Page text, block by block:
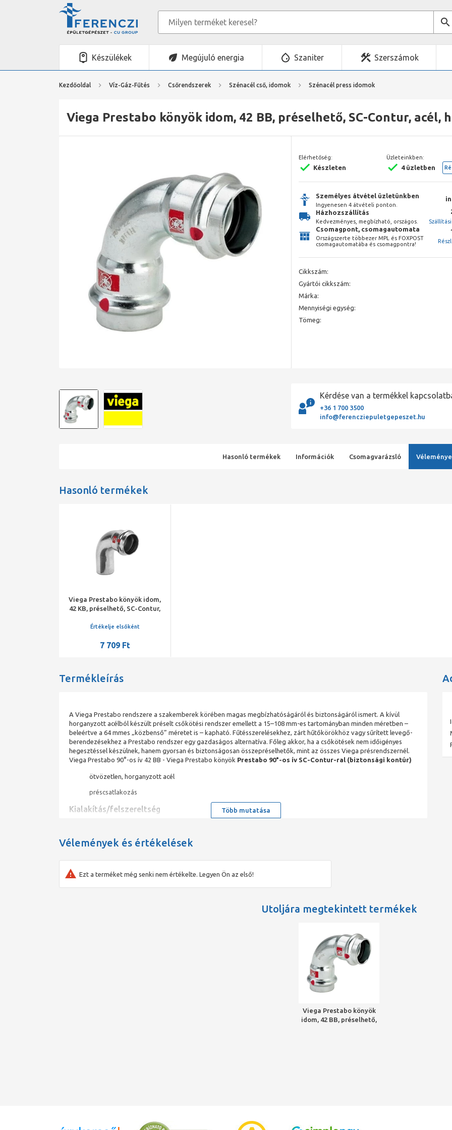
Készülékek Megújuló energia Szaniter Szerszámok
Kezdőoldal Víz-Gáz-Fűtés Csőrendszerek Szénacél cső, idomok Szénacél press idomok
Viega Prestabo könyök idom, 42 BB, préselhető, SC-Contur, acél,
Elérhetőség:
Készleten
Üzleteinkben:
4 üzletben
Személyes átvétel üzletünkben
Ingyenesen 4 átvételi ponton.
Házhozszállítás
Kedvezményes, megbízható, országos.
Csomagpont, csomagautomata
Országszerte többezer MPL és FOXPOST
csomagautomatába és csomagpontra!
Cikkszám:
Gyártói cikkszám:
Márka:
Mennyiségi egység:
Tömeg:
Kérdése van a termékkel
+36 1 700 3500
info@ferencziepuletgepeszet.hu
Hasonló termékek Információk Csomagvarázsló
Hasonló termékek
Viega Prestabo könyök idom,
42 KB, préselhető, SC-Contur,
Értékelje elsőként
7 709 Ft
Termékleírás
A Viega Prestabo rendszere a szakemberek körében magas megbízhatóságáról és biztonságáról ismert. A kívül
horganyzott acélból készült préselt csőkötési rendszer emellett a 15–108 mm-es tartományban minden méretben –
beleértve a 64 mmes „közbenső” méretet is – kapható. Fűtésszerelésekhez, zárt hűtőkörökhöz vagy sűrített levegő-
berendezésekhez a Prestabo rendszer egy gazdaságos alternatíva. Főleg akkor, ha a csőkötések nem időigényes
hegesztéssel készülnek, hanem gyorsan és biztonságosan összepréselhetők, mint az összes Viega présrendszernél.
Viega Prestabo 90°-os ív 42 BB - Viega Prestabo könyök Prestabo 90°-os ív SC-Contur-ral (biztonsági kontúr)
ötvözetlen, horganyzott acél
préscsatlakozás
Ki­ala­kí­tás/­fel­sze­relt­ség
bordáján és piros csík a csöveken: „Ivóvízhez nem alkalmas!” Különösen alkalmas fűtésszereléshez, valamint zárt
hűtőrendszerekhez és sűrített levegő-berendezésekhez Minden méret SC-Contur-ral (biztonsági kontúr) rendelkezik,
Több mutatása
Vélemények és értékelések
Ezt a terméket még senki nem értékelte. Legyen Ön az első!
Utoljára megtekintett termékek
Viega Prestabo könyök
idom, 42 BB, préselhető,